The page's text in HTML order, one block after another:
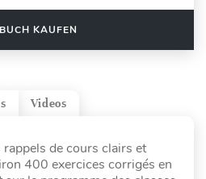
BUCH KAUFEN
Videos
de cours clairs et
400 exercices corrigés en